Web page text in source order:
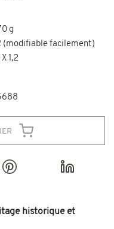
g
(modifiable facilement)
X 1,2
historique et